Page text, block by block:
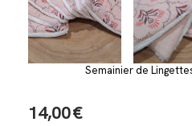
Semainier de
14,00€